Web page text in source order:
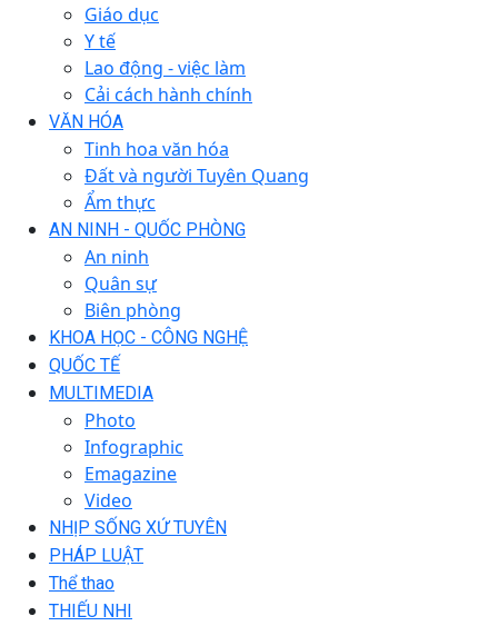
Giáo dục
Y tế
Lao động - việc làm
Cải cách hành chính
VĂN HÓA
Tinh hoa văn hóa
Đất và người Tuyên Quang
Ẩm thực
AN NINH - QUỐC PHÒNG
An ninh
Quân sự
Biên phòng
KHOA HỌC - CÔNG NGHỆ
QUỐC TẾ
MULTIMEDIA
Photo
Infographic
Emagazine
Video
NHỊP SỐNG XỨ TUYÊN
PHÁP LUẬT
Thể thao
THIẾU NHI